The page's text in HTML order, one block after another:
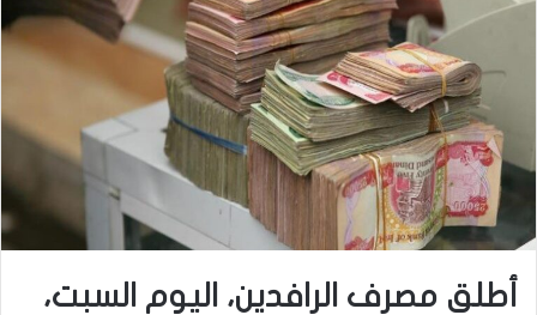
أطلق مصرف الرافدين، اليوم السبت،